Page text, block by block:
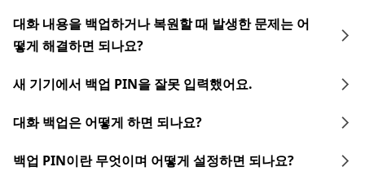
대화 내용을 백업하거나 복원할 때 발생한 문제는 어
떻게 해결하면 되나요?
새 기기에서 백업 PIN을 잘못 입력했어요.
대화 백업은 어떻게 하면 되나요?
백업 PIN이란 무엇이며 어떻게 설정하면 되나요?